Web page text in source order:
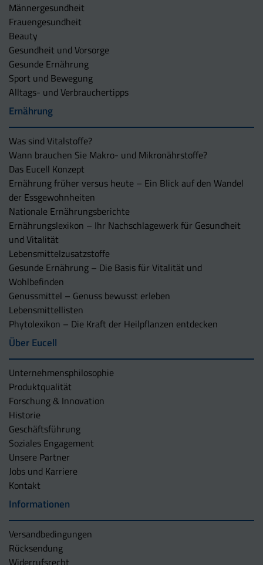
Männergesundheit
Frauengesundheit
Beauty
Gesundheit und Vorsorge
Gesunde Ernährung
Sport und Bewegung
Alltags- und Verbrauchertipps
Ernährung
Was sind Vitalstoffe?
Wann brauchen Sie Makro- und Mikronährstoffe?
Das Eucell Konzept
Ernährung früher versus heute – Ein Blick auf den Wandel
der Essgewohnheiten
Nationale Ernährungsberichte
Ernährungslexikon – Ihr Nachschlagewerk für Gesundheit
und Vitalität
Lebensmittelzusatzstoffe
Gesunde Ernährung – Die Basis für Vitalität und
Wohlbefinden
Genussmittel – Genuss bewusst erleben
Lebensmittellisten
Phytolexikon – Die Kraft der Heilpflanzen entdecken
Über Eucell
Unternehmens­philosophie
Produktqualität
Forschung & Innovation
Historie
Geschäftsführung
Soziales Engagement
Unsere Partner
Jobs und Karriere
Kontakt
Informationen
Versandbedingungen
Rücksendung
Widerrufsrecht